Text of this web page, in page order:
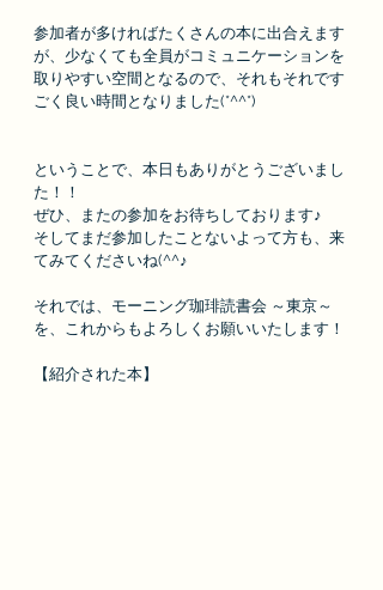
参加者が多ければたくさんの本に出合えます
が、少なくても全員がコミュニケーションを
取りやすい空間となるので、それもそれです
ごく良い時間となりました(*^^*)
ということで、本日もありがとうございまし
た！！
ぜひ、またの参加をお待ちしております♪
そしてまだ参加したことないよって方も、来
てみてくださいね(^^♪
それでは、モーニング珈琲読書会 ～東京～
を、これからもよろしくお願いいたします！
【紹介された本】